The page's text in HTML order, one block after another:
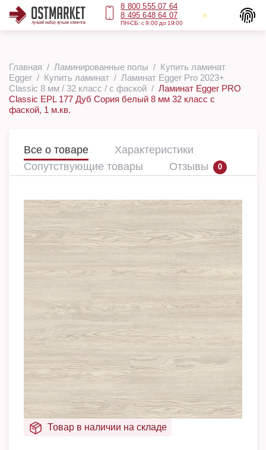
8 800 555 07 64
8 495 648 64 07
ПН-СБ: с 9:00 до 19:00
Главная Ламинированные полы
Купить ламинат
Egger
Купить ламинат
Ламинат Egger Pro 2023+
Classic 8 мм / 32 класс / с фаской
Ламинат Egger PRO
Classic EPL 177 Дуб Сория белый 8 мм 32 класс с
фаской, 1 м.кв.
Все о товаре
Характеристики
Сопутствующие товары
Отзывы 0
Товар в наличии на складе